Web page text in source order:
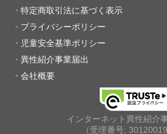
特定商取引法に基づく表示
プライバシーポリシー
児童安全基準ポリシー
異性紹介事業届出
会社概要
インターネット異性紹介
（受理番号: